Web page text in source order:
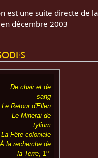
est une suite directe de la
décembre 2003
De chair et de
sang
Le Retour d'Ellen
Le Minerai de
tylium
La Fête coloniale
À la recherche de
la Terre, 1 re